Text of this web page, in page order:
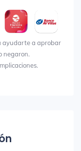
ayudarte a aprobar
negaron.